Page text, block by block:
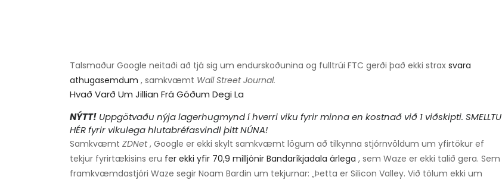
Talsmaður Google neitaði að tjá sig um endurskoðunina og fulltrúi FTC gerði það ekki strax svara
athugasemdum , samkvæmt Wall Street Journal.
Hvað Varð Um Jillian Frá Góðum Degi La
NÝTT! Uppgötvaðu nýja lagerhugmynd í hverri viku fyrir minna en kostnað við 1 viðskipti. SMELLTU
HÉR fyrir vikulega hlutabréfasvindl þitt NÚNA!
Samkvæmt ZDNet, Google er ekki skylt samkvæmt lögum að tilkynna stjórnvöldum um yfirtökur ef
tekjur fyrirtækisins eru fer ekki yfir 70,9 milljónir Bandaríkjadala árlega , sem Waze er ekki talið gera. Sem
framkvæmdastjóri Waze segir Noam Bardin um tekjurnar: „Þetta er Silicon Valley. Við tölum ekki um